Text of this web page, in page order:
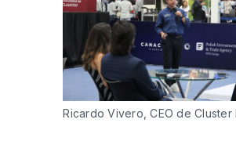
Ricardo Vivero, CEO de Cluster